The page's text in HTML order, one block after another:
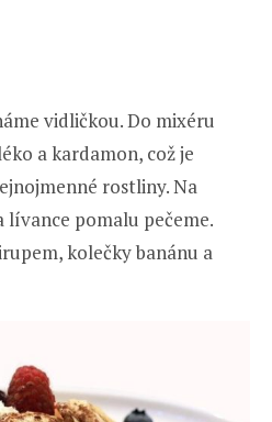
vidličkou. Do mixéru
a kardamon, což je
rostliny. Na
pomalu pečeme.
kolečky banánu a